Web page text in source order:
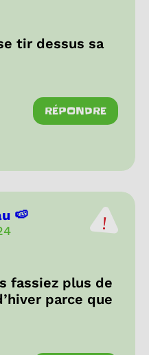
tir dessus sa
réactions
RÉPONDRE
🍉
fassiez plus de
parce que